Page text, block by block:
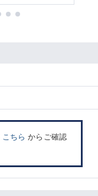
こちら からご確認